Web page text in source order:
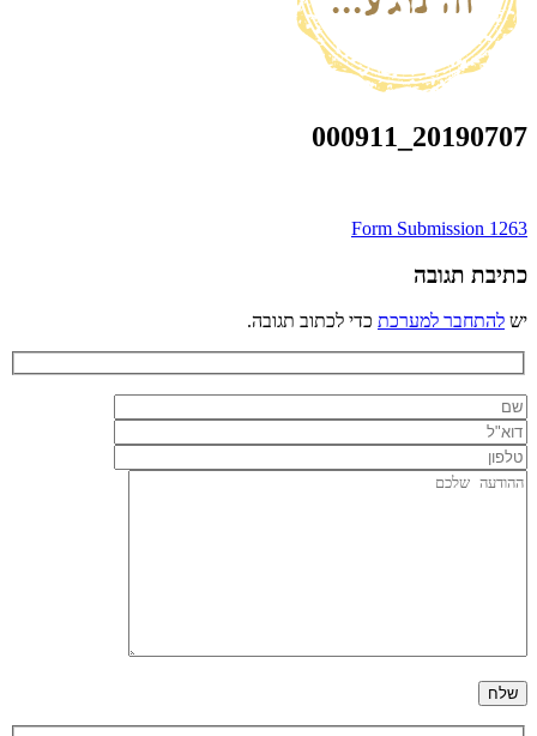
20190707_000911
ניווט
Form Submission 1263
כתיבת תגובה
יש להתחבר למערכת כדי לכתוב תגובה.